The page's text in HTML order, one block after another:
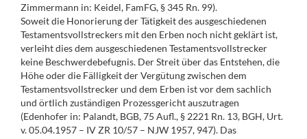
Zimmermann in: Keidel, FamFG, § 345 Rn. 99).
Soweit die Honorierung der Tätigkeit des ausgeschiedenen
Testamentsvollstreckers mit den Erben noch nicht geklärt ist,
verleiht dies dem ausgeschiedenen Testamentsvollstrecker
keine Beschwerdebefugnis. Der Streit über das Entstehen, die
Höhe oder die Fälligkeit der Vergütung zwischen dem
Testamentsvollstrecker und dem Erben ist vor dem sachlich
und örtlich zuständigen Prozessgericht auszutragen
(Edenhofer in: Palandt, BGB, 75 Aufl., § 2221 Rn. 13, BGH, Urt.
v. 05.04.1957 – IV ZR 10/57 – NJW 1957, 947). Das